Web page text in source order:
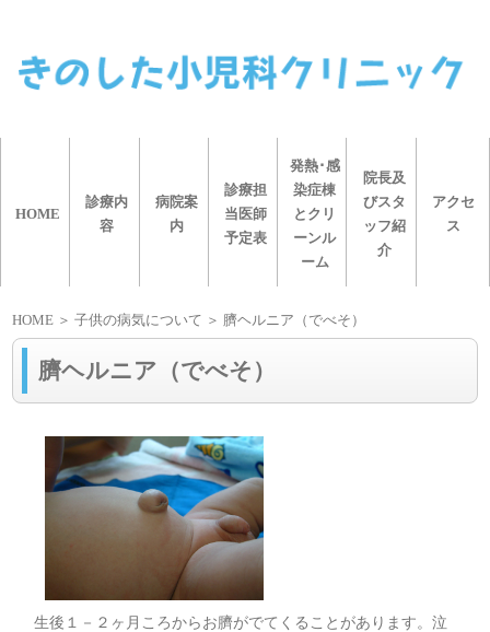
HOME
診療内
容
病院案
内
診療担
当医師
予定表
発熱･感
染症棟
とクリ
ーンル
ーム
院長及
びスタ
ッフ紹
介
アクセ
ス
HOME ＞ 子供の病気について ＞ 臍ヘルニア（でべそ）
臍ヘルニア（でべそ）
生後１－２ヶ月ころからお臍がでてくることがあります。泣